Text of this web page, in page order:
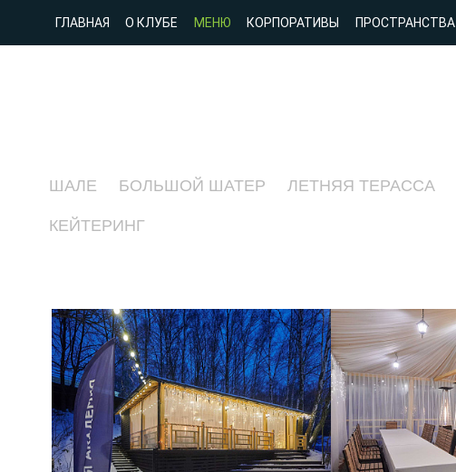
ГЛАВНАЯ О КЛУБЕ МЕНЮ КОРПОРАТИВЫ ПРОСТРАНСТВА
ШАЛЕ БОЛЬШОЙ ШАТЕР ЛЕТНЯЯ ТЕРАССА
КЕЙТЕРИНГ